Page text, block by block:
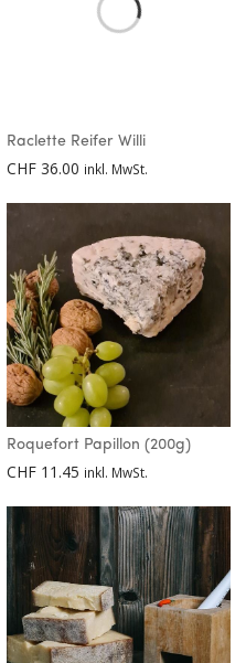
Raclette Reifer Willi
CHF 36.00 inkl. MwSt.
Roquefort Papillon (200g)
CHF 11.45 inkl. MwSt.